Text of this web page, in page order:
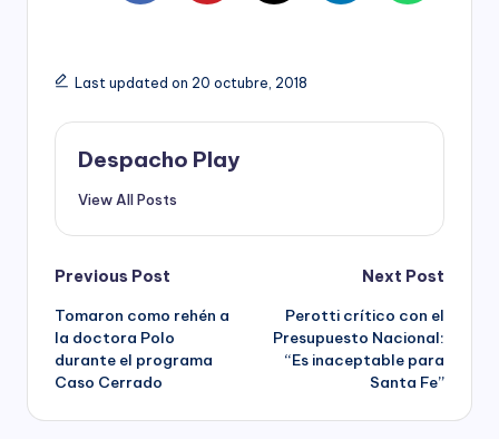
Last updated on 20 octubre, 2018
Despacho Play
View All Posts
Post
navigation
Previous Post
Tomaron como rehén a
la doctora Polo
durante el programa
Caso Cerrado
Next Post
Perotti crítico con el
Presupuesto Nacional:
“Es inaceptable para
Santa Fe”